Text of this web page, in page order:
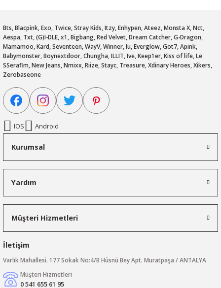
Bts, Blacpink, Exo, Twice, Stray Kids, Itzy, Enhypen, Ateez, Monsta X, Nct,
Aespa, Txt, (G)I-DLE, x1, Bigbang, Red Velvet, Dream Catcher, G-Dragon,
Mamamoo, Kard, Seventeen, WayV, Winner, Iu, Everglow, Got7, Apink,
Babymonster, Boynextdoor, Chungha, ILLIT, Ive, Keep1er, Kiss of life, Le
SSerafim, New Jeans, Nmixx, Riize, Stayc, Treasure, Xdinary Heroes, Xikers,
Zerobaseone
IOS Android
Kurumsal
Yardım
Müşteri Hizmetleri
İletişim
Varlık Mahallesi. 177 Sokak No:4/B Hüsnü Bey Apt. Muratpaşa / ANTALYA
Müşteri Hizmetleri
0 541 655 61 95